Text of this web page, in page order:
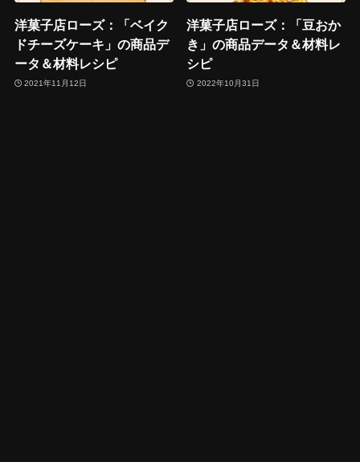
洋菓子店ローズ：「ベイク
ドチーズケーキ」の商品デ
ータ＆材料レシピ
2021年11月12日
洋菓子店ローズ：「豆おか
き」の商品データ＆材料レ
シピ
2022年10月31日